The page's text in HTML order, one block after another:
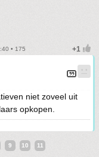
• 175
niet zoveel uit
opkopen.
9 10 11